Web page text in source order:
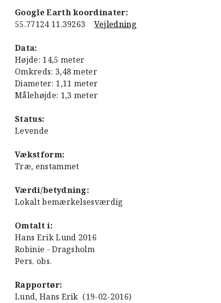
Google Earth koordinater:
55.77124 11.39263 Vejledning
Data:
Højde: 14,5 meter
Omkreds: 3,48 meter
Diameter: 1,11 meter
Målehøjde: 1,3 meter
Status:
Levende
Vækstform:
Træ, enstammet
Værdi/betydning:
Lokalt bemærkelsesværdig
Omtalt i:
Hans Erik Lund 2016
Robinie - Dragsholm
Pers. obs.
Rapportør:
Lund, Hans Erik (19-02-2016)